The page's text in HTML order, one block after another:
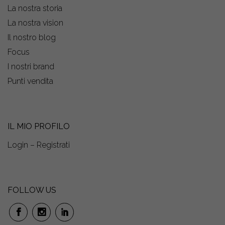
La nostra storia
La nostra vision
Il nostro blog
Focus
I nostri brand
Punti vendita
IL MIO PROFILO
Login – Registrati
FOLLOW US